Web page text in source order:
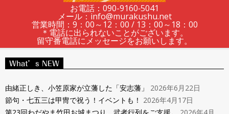
レ
ン
タ
お電話：090-9160‐5041
メール：info@murakushu.net
営業時間：9：00～12：00 / 13：00～18：00
＊電話に出られないことがございます。
留守番電話にメッセージをお願いします。
Navigation
What’s NEW
由緒正しき、小笠原家が立藩した「安志藩」
2026年6月22日
節句・七五三は甲冑で祝う！イベントも！ 2026年4月17日